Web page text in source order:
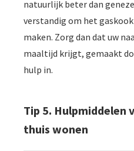
natuurlijk beter dan
verstandig om het
maken. Zorg dan dat uw
maaltijd krijgt, gemaakt
hulp in.
Tip 5. Hulpmiddelen
thuis wonen